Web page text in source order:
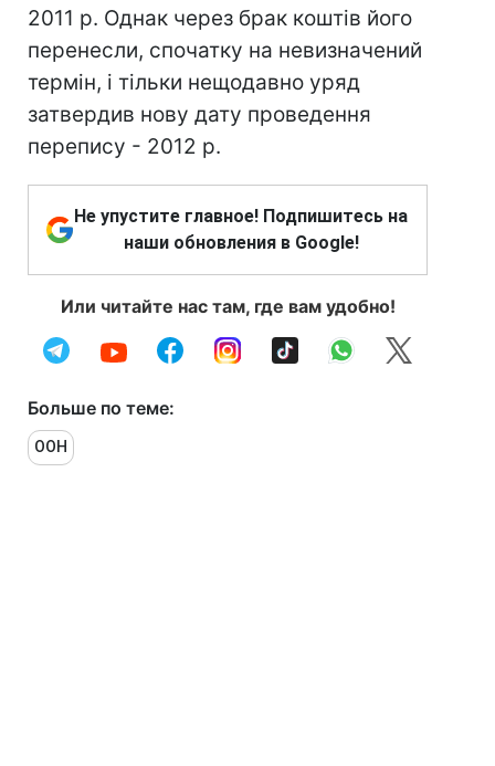
2011 р. Однак через брак коштів його
перенесли, спочатку на невизначений
термін, і тільки нещодавно уряд
затвердив нову дату проведення
перепису - 2012 р.
Не упустите главное! Подпишитесь на
наши обновления в Google!
Или читайте нас там, где вам удобно!
Больше по теме:
ООН